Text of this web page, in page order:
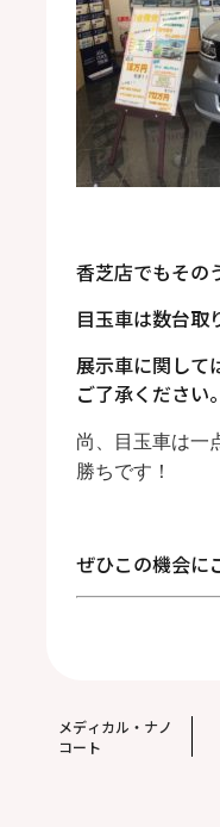
香芝店でもその
目玉車は数台取
展示車に関して
ご了承ください。
尚、目玉車は一
勝ちです！
ぜひこの機会に
メディカル・ナノ
コート